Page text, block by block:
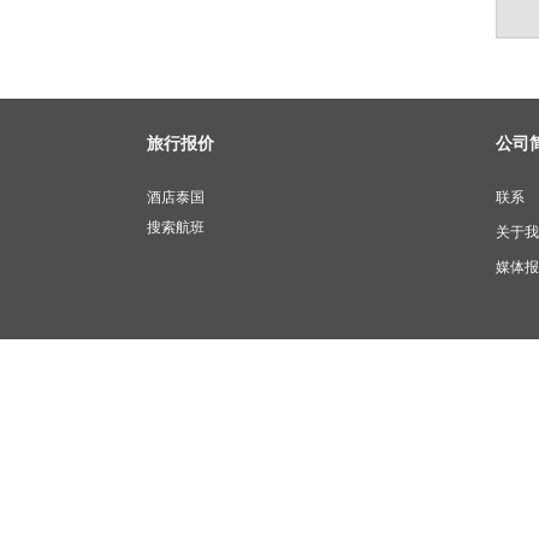
旅行报价
酒店泰国
搜索航班
公司
联系
关于
媒体